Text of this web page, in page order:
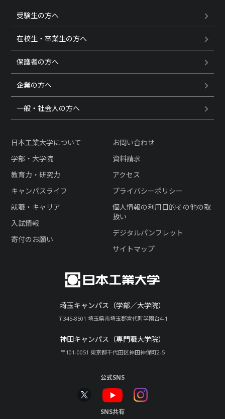
受験生の方へ
在校生・卒業生の方へ
保護者の方へ
企業の方へ
一般・社会人の方へ
埼玉キャンパス（学部／大学院）
〒345-8501 埼玉県南埼玉郡宮代町学園台4-1
神田キャンパス（専門職大学院）
〒101-0051 東京都千代田区神田神保町2-5
日本工業大学について
学部・大学院
教育力・研究力
キャンパスライフ
就職・キャリア
入試情報
寄付のお願い
お問い合わせ
資料請求
アクセス
プライバシーポリシー
個人情報の利用目的その他の取
扱い
デジタルパンフレット
サイトマップ
公式SNS
SNS共有